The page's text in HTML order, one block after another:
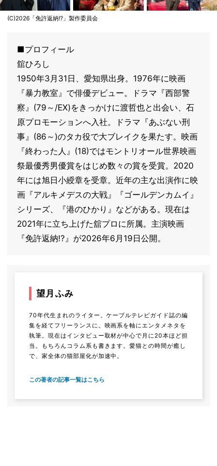
(C)2026「免許返納!?」製作委員会
■プロフィール
舘ひろし
1950年3月31日、愛知県出身。1976年に映画
『暴力教室』で俳優デビュー。ドラマ『西部警
察』(79～/EX)をきっかけに渡哲也と出会い、石
原プロモーションへ入社。ドラマ『あぶない刑
事』(86～)のタカ役で大ブレイクを果たす。映画
『終わった人』(18)ではモントリオール世界映画
祭最優秀男優賞をはじめ数々の賞を受賞。2020
年には旭日小綬章を受章。近年の主な出演作に映
画『アルキメデスの大戦』『ゴールデンカムイ』
シリーズ、『港のひかり』などがある。現在は
2021年に立ち上げた舘プロに所属。主演映画
『免許返納!?』が2026年6月19日公開。
望月ふみ
70年代生まれのライター。ケーブルテレビガイド誌の編
集を経てフリーランスに。映画系を軸にエンタメネタを
執筆。現在はインタビュー取材が中心で月に20本ほど担
当。もちろんコラム系も書きます。愛猫との時間が癒し
で、家全体の猫部屋化が加速中。
この著者の記事一覧はこちら